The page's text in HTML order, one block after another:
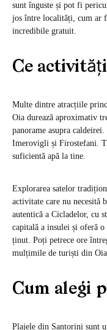
sunt înguste și pot fi
jos între localități, cum ar
incredibile gratuit.
Ce
Multe dintre atracțiile
Oia durează aproximativ
panorame asupra
Imerovigli și Firostefani.
suficientă apă la tine.
Explorarea satelor
activitate care nu necesită
autentică a Cicladelor, cu
capitală a insulei și oferă
ținut. Poți petrece ore
mulțimile de turiști din
Cum alegi
Plajele din Santorini sunt